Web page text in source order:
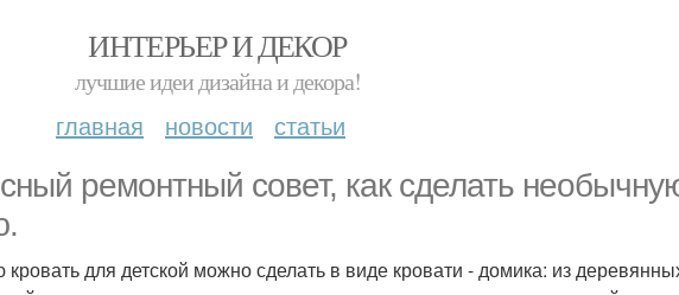
ИНТЕРЬЕР И ДЕКОР
лучшие идеи дизайна и декора!
главная новости статьи
ремонтный совет, как сделать
для детской можно сделать в виде кровати - домика: из